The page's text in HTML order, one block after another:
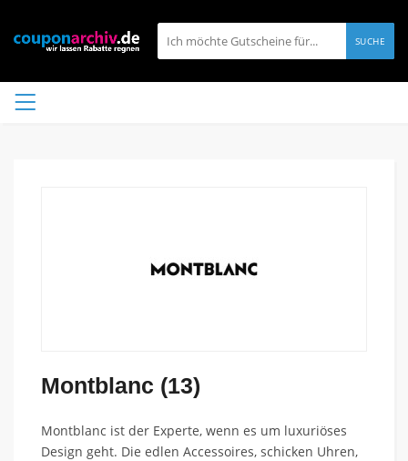
SUCHE
Montblanc (13)
Montblanc ist der Experte, wenn es um luxuriöses
Design geht. Die edlen Accessoires, schicken Uhren,